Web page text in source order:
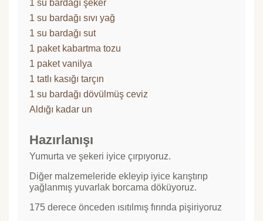
1 su bardağı şeker
1 su bardağı sıvı yağ
1 su bardağı sut
1 paket kabartma tozu
1 paket vanilya
1 tatlı kasığı tarçın
1 su bardağı dövülmüş ceviz
Aldığı kadar un
Hazırlanışı
Yumurta ve şekeri iyice çırpıyoruz.
Diğer malzemeleride ekleyip iyice karıştırıp
yağlanmış yuvarlak borcama döküyoruz.
175 derece önceden ısıtılmış fırında pişiriyoruz